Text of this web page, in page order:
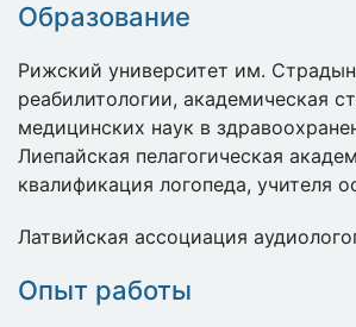
Образование
Рижский университет им.
реабилитологии, академическая
медицинских наук в
Лиепайская пелагогическая
квалификация логопеда, учителя
Латвийская ассоциация
Опыт работы